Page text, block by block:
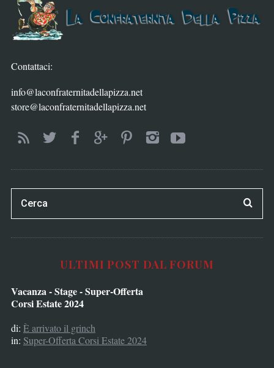
Contattaci:
info@laconfraternitadellapizza.net
store@laconfraternitadellapizza.net
ULTIMI POST DAL FORUM
Vacanza - Stage - Super-Offerta
Corsi Estate 2024
di: È arrivato il grinch
in: Super-Offerta Corsi Estate 2024